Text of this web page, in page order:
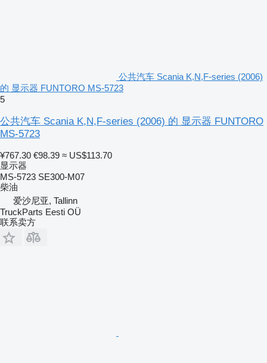
公共汽车 Scania K,N,F-series (2006)
的 显示器 FUNTORO MS-5723
5
公共汽车 Scania K,N,F-series (2006) 的 显示器 FUNTORO
MS-5723
¥767.30 €98.39 ≈ US$113.70
显示器
MS-5723 SE300-M07
柴油
爱沙尼亚, Tallinn
TruckParts Eesti OÜ
联系卖方